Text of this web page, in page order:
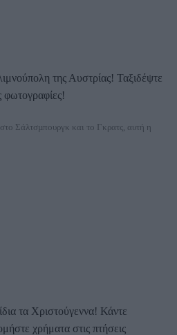
της Αυστρίας! Ταξιδέψτε
φωτογραφίες!
Σάλτσµπουργκ και το Γκρατς, αυτή η
τα Χριστούγεννα! Κάντε
χρήματα στις πτήσεις